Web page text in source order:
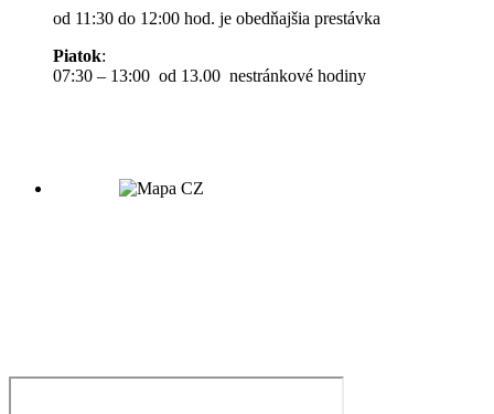
od 11:30 do 12:00 hod. je obedňajšia prestávka
Piatok:
07:30 – 13:00 od 13.00 nestránkové hodiny